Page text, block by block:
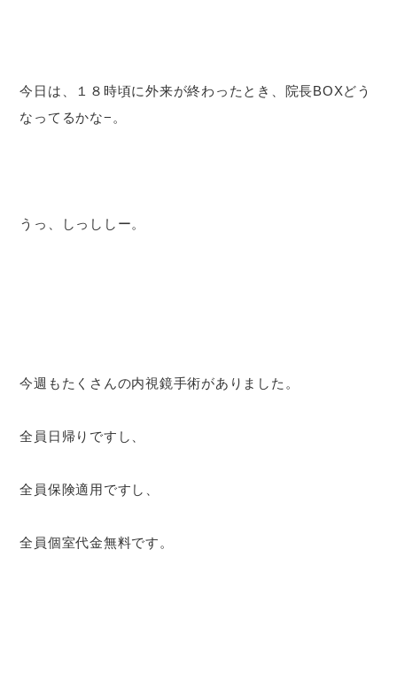
今日は、１８時頃に外来が終わったとき、院長BOXどう
なってるかな−。
うっ、しっししー。
今週もたくさんの内視鏡手術がありました。
全員日帰りですし、
全員保険適用ですし、
全員個室代金無料です。